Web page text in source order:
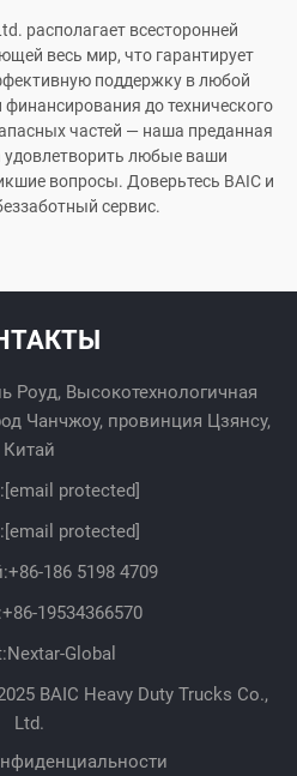
располагает всесторонней
весь мир, что гарантирует
поддержку в любой
до технического
частей — наша преданная
удовлетворить любые ваши
вопросы. Доверьтесь BAIC и
сервис.
Роуд, Высокотехнологичная
Чанчжоу, провинция Цзянсу,
Китай
[email protected]
[email protected]
+86-186 5198 4709
+86-19534366570
Global
BAIC Heavy Duty Trucks Co.,
Ltd.